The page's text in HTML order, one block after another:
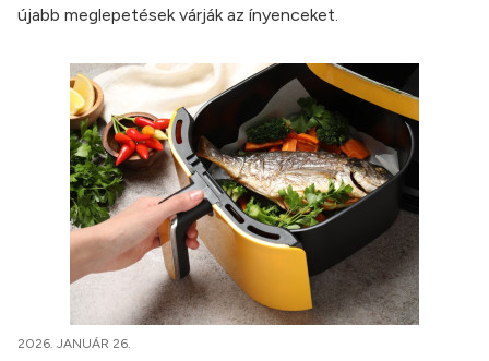
újabb meglepetések várják az ínyenceket.
2026. JANUÁR 26.